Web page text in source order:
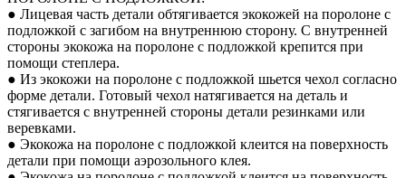
● Лицевая часть детали обтягивается экокожей на поролоне с
подложкой с загибом на внутреннюю сторону. С внутренней
стороны экокожа на поролоне с подложкой крепится при
помощи степлера.
● Из экокожи на поролоне с подложкой шьется чехол согласно
форме детали. Готовый чехол натягивается на деталь и
стягивается с внутренней стороны детали резинками или
веревками.
● Экокожа на поролоне с подложкой клеится на поверхность
детали при помощи аэрозольного клея.